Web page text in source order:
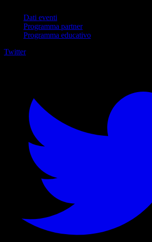
Dati eventi
Programma partner
Programma educativo
Twitter